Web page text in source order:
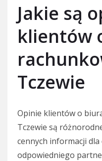
Jakie są
klientów
Tczewie
Opinie klientów o
Tczewie są
cennych informacji
odpowiedniego